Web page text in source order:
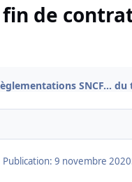
fin de
SNCF...
Publication: 9 novembre 2020